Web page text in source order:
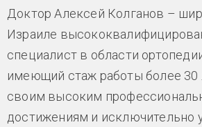
Доктор Алексей Колганов –
Израиле
специалист в области
имеющий стаж работы более 30
своим высоким
достижениям и исключительно